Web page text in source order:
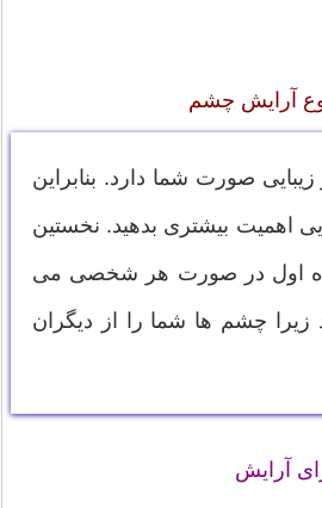
آرایش چشم
صورت شما دارد. بنابراین
اهمیت بیشتری بدهید. نخستین
اول در صورت هر شخصی می
زیرا چشم ها شما را از دیگران
آرایش